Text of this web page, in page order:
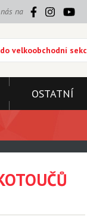
na
velkoobchodní
OSTATNÍ